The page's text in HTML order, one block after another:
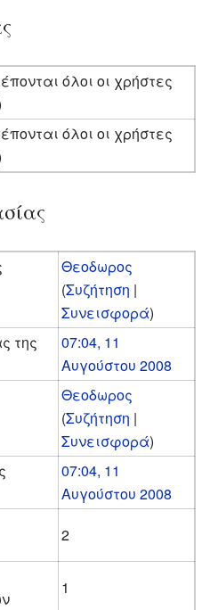
όλοι οι χρήστες
όλοι οι χρήστες
Θεοδωρος
(Συζήτηση |
Συνεισφορά)
της
07:04, 11
Αυγούστου 2008
Θεοδωρος
(Συζήτηση |
Συνεισφορά)
07:04, 11
Αυγούστου 2008
2
1